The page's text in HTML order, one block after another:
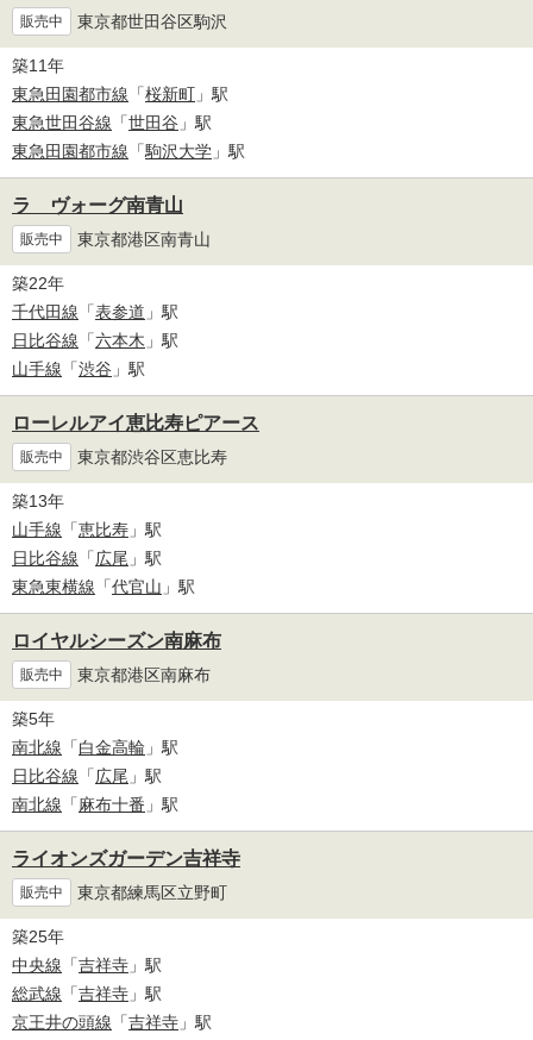
販売中 東京都世田谷区駒沢
築11年
東急田園都市線 「桜新町 」駅
東急世田谷線 「世田谷 」駅
東急田園都市線 「駒沢大学 」駅
ラ ヴォーグ南青山
販売中 東京都港区南青山
築22年
千代田線 「表参道 」駅
日比谷線 「六本木 」駅
山手線 「渋谷 」駅
ローレルアイ恵比寿ピアース
販売中 東京都渋谷区恵比寿
築13年
山手線 「恵比寿 」駅
日比谷線 「広尾 」駅
東急東横線 「代官山 」駅
ロイヤルシーズン南麻布
販売中 東京都港区南麻布
築5年
南北線 「白金高輪 」駅
日比谷線 「広尾 」駅
南北線 「麻布十番 」駅
ライオンズガーデン吉祥寺
販売中 東京都練馬区立野町
築25年
中央線 「吉祥寺 」駅
総武線 「吉祥寺 」駅
京王井の頭線 「吉祥寺 」駅